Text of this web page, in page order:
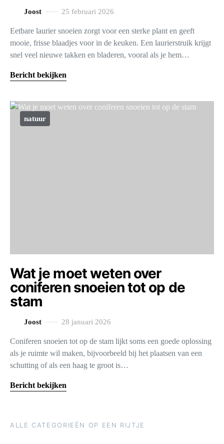
Joost 25 februari 2026
Eetbare laurier snoeien zorgt voor een sterke plant en geeft
mooie, frisse blaadjes voor in de keuken. Een laurierstruik krijgt
snel veel nieuwe takken en bladeren, vooral als je hem…
Bericht bekijken
natuur
Wat je moet weten over
coniferen snoeien tot op de
stam
Joost 28 januari 2026
Coniferen snoeien tot op de stam lijkt soms een goede oplossing
als je ruimte wil maken, bijvoorbeeld bij het plaatsen van een
schutting of als een haag te groot is…
Bericht bekijken
ALLE CATEGORIEËN OP EEN RIJTJE